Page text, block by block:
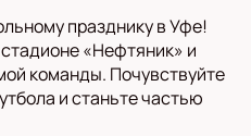
празднику в Уфе!
«Нефтяник» и
команды. Почувствуйте
и станьте частью